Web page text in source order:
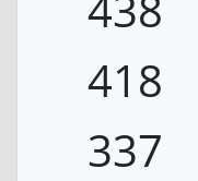
418
337